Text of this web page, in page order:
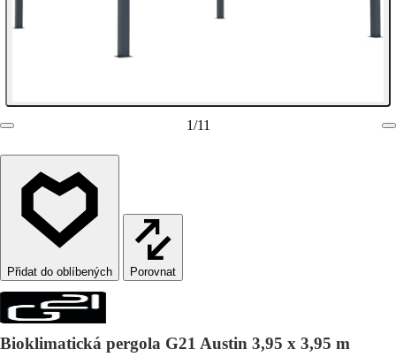
1/11
Porovnat
Bioklimatická pergola G21 Austin 3,95 x 3,95 m